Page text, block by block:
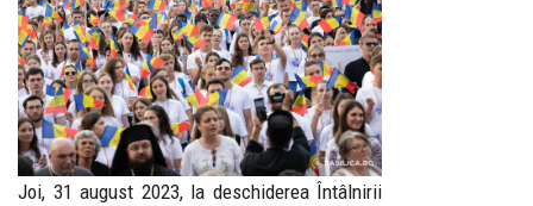
Joi, 31 august 2023, la deschiderea Întâlnirii